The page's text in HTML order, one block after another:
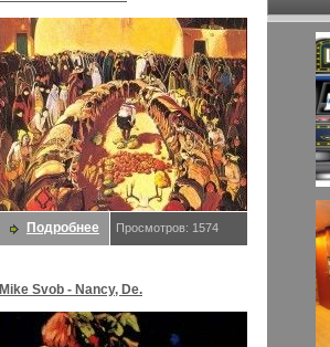
MoonMorningstar&EveStar.
Blumenschein,
Подробнее Просмотров: 1574
Mike Svob - Nancy, De.